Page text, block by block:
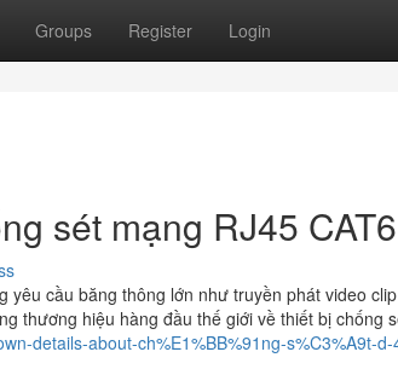
Groups Register Login
sét mạng RJ45 CAT6
cầu băng thông lớn như truyền phát video
thương hiệu hàng đầu thế giới về thiết bị chống
details-about-ch%E1%BB%91ng-s%C3%A9t-